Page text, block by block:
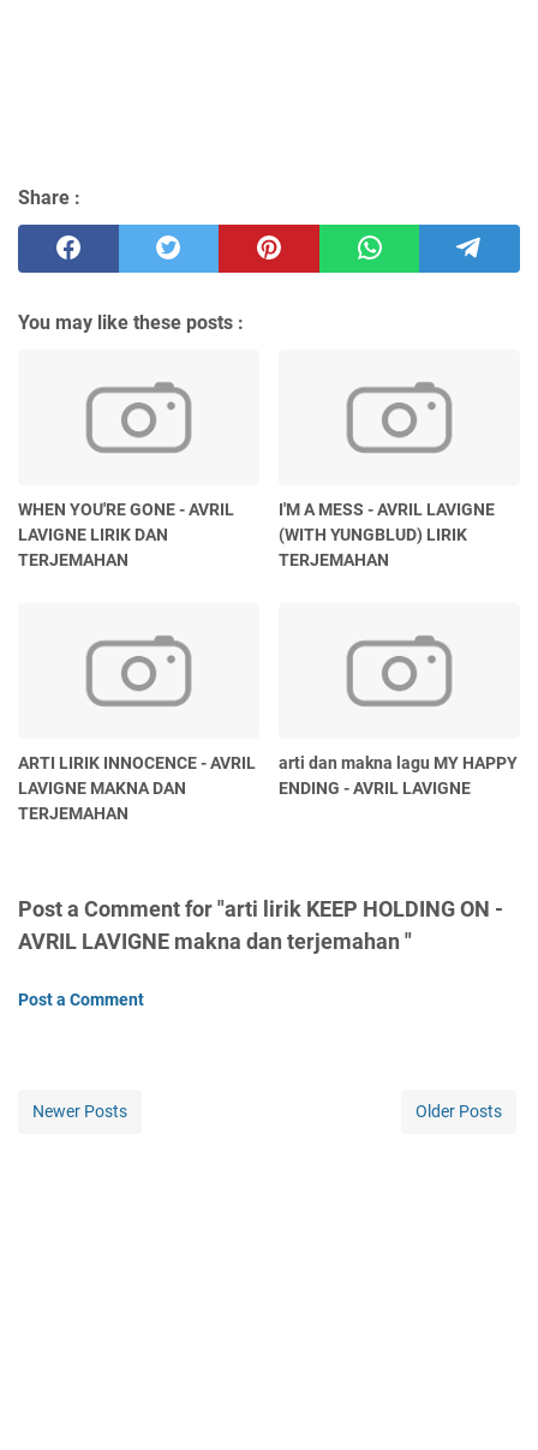
Share :
You may like these posts :
WHEN YOU'RE GONE - AVRIL
LAVIGNE LIRIK DAN
TERJEMAHAN
I'M A MESS - AVRIL LAVIGNE
(WITH YUNGBLUD) LIRIK
TERJEMAHAN
ARTI LIRIK INNOCENCE - AVRIL
LAVIGNE MAKNA DAN
TERJEMAHAN
arti dan makna lagu MY HAPPY
ENDING - AVRIL LAVIGNE
Post a Comment for "arti lirik KEEP HOLDING ON -
AVRIL LAVIGNE makna dan terjemahan "
Post a Comment
Newer Posts Older Posts